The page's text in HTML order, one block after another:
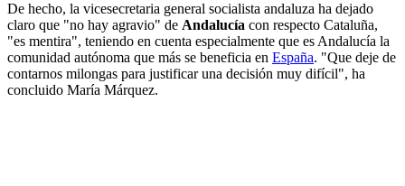
De hecho, la vicesecretaria general socialista andaluza ha dejado
claro que "no hay agravio" de Andalucía con respecto Cataluña,
"es mentira", teniendo en cuenta especialmente que es Andalucía la
comunidad autónoma que más se beneficia en España. "Que deje de
contarnos milongas para justificar una decisión muy difícil", ha
concluido María Márquez.